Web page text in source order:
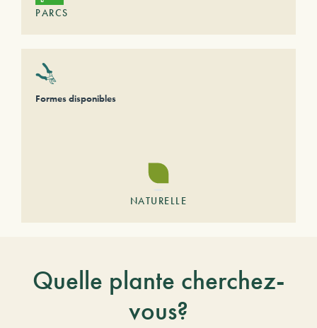
PARCS
Formes disponibles
NATURELLE
Quelle plante cherchez-
vous?